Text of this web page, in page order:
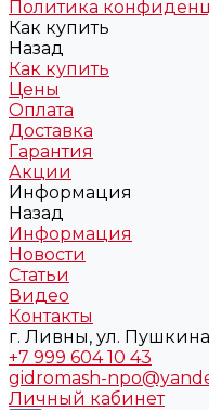
Политика
Как купить
Назад
Как купить
Цены
Оплата
Доставка
Гарантия
Акции
Информация
Назад
Информация
Новости
Статьи
Видео
Контакты
г. Ливны, ул.
+7 999 604 10 43
gidromash-
Личный кабинет